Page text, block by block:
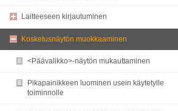
Laitteeseen kirjautuminen
Kosketusnäytön muokkaaminen
<Päävalikko>-näytön mukauttaminen
Pikapainikkeen luominen usein käytetylle
toiminnolle